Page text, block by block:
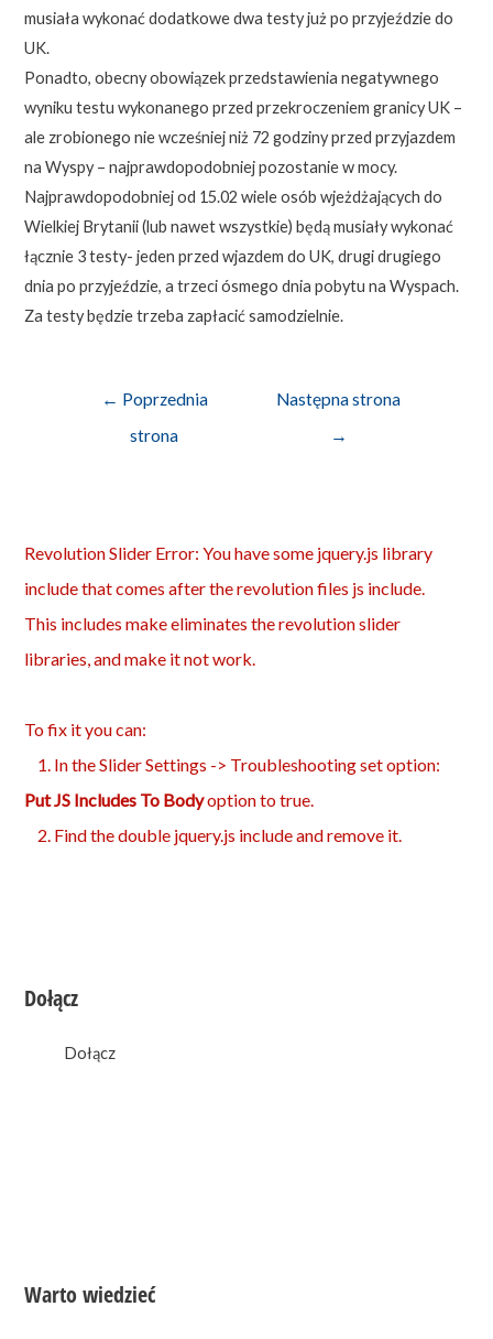
musiała wykonać dodatkowe dwa testy już po przyjeździe do
UK.
Ponadto, obecny obowiązek przedstawienia negatywnego
wyniku testu wykonanego przed przekroczeniem granicy UK –
ale zrobionego nie wcześniej niż 72 godziny przed przyjazdem
na Wyspy – najprawdopodobniej pozostanie w mocy.
Najprawdopodobniej od 15.02 wiele osób wjeżdżających do
Wielkiej Brytanii (lub nawet wszystkie) będą musiały wykonać
łącznie 3 testy- jeden przed wjazdem do UK, drugi drugiego
dnia po przyjeździe, a trzeci ósmego dnia pobytu na Wyspach.
Za testy będzie trzeba zapłacić samodzielnie.
Nawigacja
← Poprzednia
strona
Następna strona
→
Revolution Slider Error: You have some jquery.js library
include that comes after the revolution files js include.
This includes make eliminates the revolution slider
libraries, and make it not work.
To fix it you can:
1. In the Slider Settings -> Troubleshooting set option:
Put JS Includes To Bodyoption to true.
2. Find the double jquery.js include and remove it.
Dołącz
Dołącz
Warto wiedzieć